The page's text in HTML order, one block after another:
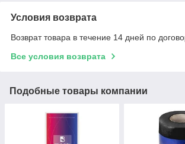
Условия возврата
Возврат товара в течение 14 дней по
Все условия возврата
Подобные товары компании